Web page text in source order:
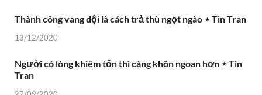
Thành công vang dội là cách trả thù ngọt ngào ⋆ Tin Tran
13/12/2020
Người có lòng khiêm tốn thì càng khôn ngoan hơn ⋆ Tin
Tran